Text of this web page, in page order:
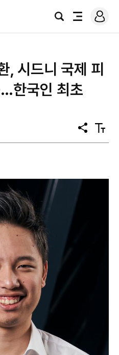
검
전
로
그
, 시드니 국제 피
한국인 최초
공
유
텍
스